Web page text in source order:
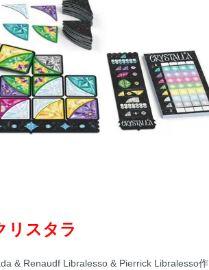
リスタラ
& Renaudf Libralesso & Pierrick Libralesso作